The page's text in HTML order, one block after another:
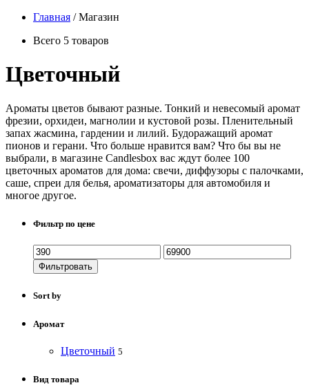
Главная /Магазин
Всего 5 товаров
Цветочный
Ароматы цветов бывают разные. Тонкий и невесомый аромат
фрезии, орхидеи, магнолии и кустовой розы. Пленительный
запах жасмина, гардении и лилий. Будоражащий аромат
пионов и герани. Что больше нравится вам? Что бы вы не
выбрали, в магазине Candlesbox вас ждут более 100
цветочных ароматов для дома: свечи, диффузоры с палочками,
саше, спреи для белья, ароматизаторы для автомобиля и
многое другое.
Фильтр по цене
Фильтровать
Sort by
Аромат
Цветочный 5
Вид товара